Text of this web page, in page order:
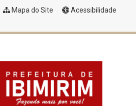
Mapa do Site
Acessibilidade